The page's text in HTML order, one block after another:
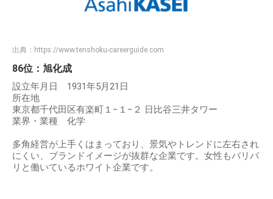
出典： https://www.tenshoku-careerguide.com
86位：旭化成
設立年月日 1931年5月21日
所在地
東京都千代田区有楽町１−１−２ 日比谷三井タワー
業界・業種 化学
多角経営が上手くはまっており、景気やトレンドに左右され
にくい、ブランドイメージが抜群な企業です。女性もバリバ
リと働いているホワイト企業です。